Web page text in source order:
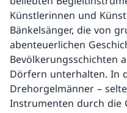
Künstlerinnen und
Bänkelsänger, die von
abenteuerlichen
Bevölkerungsschichten
Dörfern unterhalten. In
Drehorgelmänner –
Instrumenten durch die